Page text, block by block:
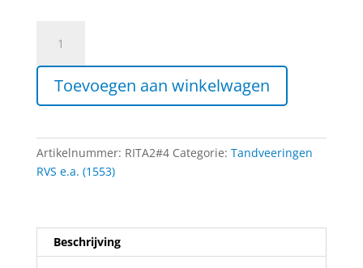
#4
aantal
Toevoegen aan winkelwagen
Artikelnummer: RITA2#4 Categorie: Tandveeringen
RVS e.a. (1553)
Beschrijving